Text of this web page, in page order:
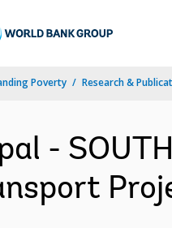
Poverty Research &
-